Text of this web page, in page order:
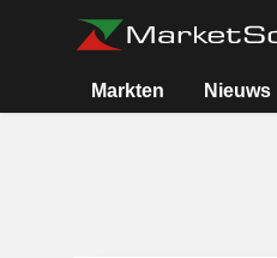
Markten Nieuws